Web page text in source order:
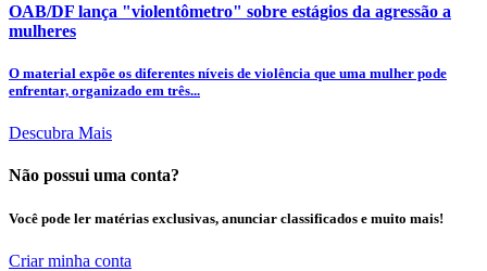
OAB/DF lança "violentômetro" sobre estágios da agressão a
mulheres
O material expõe os diferentes níveis de violência que uma mulher pode
enfrentar, organizado em três...
Descubra Mais
Não possui uma conta?
Você pode ler matérias exclusivas, anunciar classificados e muito mais!
Criar minha conta